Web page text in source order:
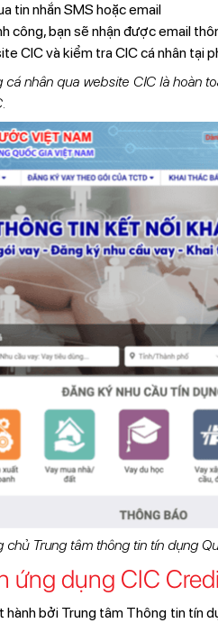
tin nhắn SMS hoặc email
công, bạn sẽ nhận được email
CIC và kiểm tra CIC cá nhân tại
nhân qua website CIC là hoàn
chủ Trung tâm thông tin tín dụng
ứng dụng CIC
bởi Trung tâm Thông tin tín